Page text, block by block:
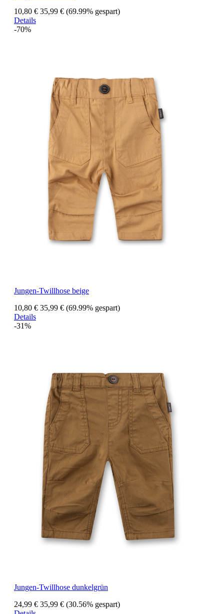
10,80 € 35,99 € (69.99% gespart)
Details
-70%
Jungen-Twillhose beige
10,80 € 35,99 € (69.99% gespart)
Details
-31%
Jungen-Twillhose dunkelgrün
24,99 € 35,99 € (30.56% gespart)